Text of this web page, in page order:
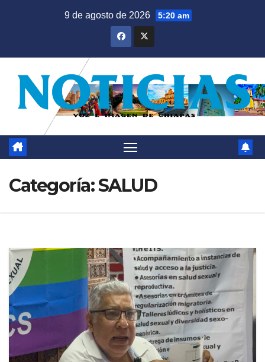
9 de agosto de 2026 5:20 am
Categoría:SALUD